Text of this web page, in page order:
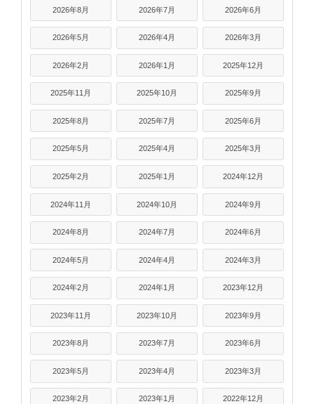
2026年8月 2026年7月 2026年6月
2026年5月 2026年4月 2026年3月
2026年2月 2026年1月 2025年12月
2025年11月 2025年10月 2025年9月
2025年8月 2025年7月 2025年6月
2025年5月 2025年4月 2025年3月
2025年2月 2025年1月 2024年12月
2024年11月 2024年10月 2024年9月
2024年8月 2024年7月 2024年6月
2024年5月 2024年4月 2024年3月
2024年2月 2024年1月 2023年12月
2023年11月 2023年10月 2023年9月
2023年8月 2023年7月 2023年6月
2023年5月 2023年4月 2023年3月
2023年2月 2023年1月 2022年12月